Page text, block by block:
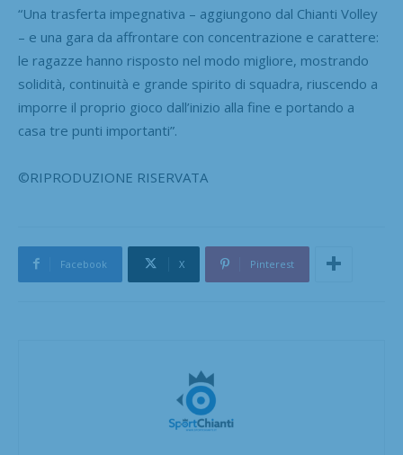
“Una trasferta impegnativa – aggiungono dal Chianti Volley
– e una gara da affrontare con concentrazione e carattere:
le ragazze hanno risposto nel modo migliore, mostrando
solidità, continuità e grande spirito di squadra, riuscendo a
imporre il proprio gioco dall’inizio alla fine e portando a
casa tre punti importanti”.
©RIPRODUZIONE RISERVATA
Facebook X Pinterest